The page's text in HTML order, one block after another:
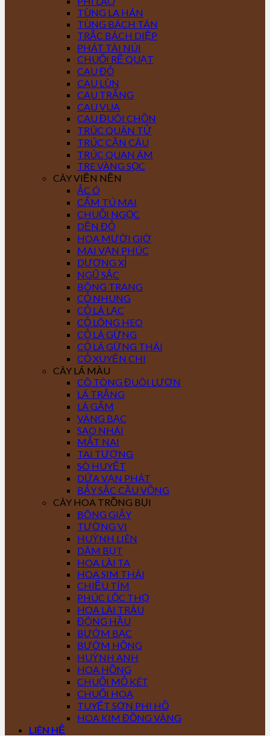
TÙNG LA HÁN
TÙNG BÁCH TÁN
TRẮC BÁCH DIỆP
PHÁT TÀI NÚI
CHUỐI RẼ QUẠT
CAU ĐỎ
CAU LÙN
CAU TRẮNG
CAU VUA
CAU ĐUÔI CHỒN
TRÚC QUÂN TỬ
TRÚC CẦN CÂU
TRÚC QUAN ÂM
TRE VÀNG SỌC
CÂY VIỀN NỀN
ẮC Ó
CẨM TÚ MAI
CHUỖI NGỌC
DỀN ĐỎ
HOA MƯỜI GIỜ
MAI VẠN PHÚC
DƯƠNG XỈ
NGŨ SẮC
BÔNG TRANG
CỎ NHUNG
CỎ LÁ LẠC
CỎ LÔNG HEO
CỎ LÁ GỪNG
CỎ LÁ GỪNG THÁI
CỎ XUYẾN CHI
CÂY LÁ MÀU
CÔ TÒNG ĐUÔI LƯƠN
LÁ TRẮNG
LÁ GẤM
VÀNG BẠC
SAO NHÁI
MẮT NAI
TAI TƯỢNG
SÒ HUYẾT
DỨA VẠN PHÁT
BẢY SẮC CẦU VỒNG
CÂY HOA TRỒNG BỤI
BÔNG GIẤY
TƯỜNG VI
HUỲNH LIÊN
DÂM BỤT
HOA LÀI TA
HOA SIM THÁI
CHIỀU TÍM
PHÚC LỘC THỌ
HOA LÀI TRÂU
ĐÔNG HẦU
BƯỚM BẠC
BƯỚM HỒNG
HUỲNH ANH
HOA HỒNG
CHUỐI MỎ KÉT
CHUỐI HOA
TUYẾT SƠN PHI HỒ
HOA KIM ĐỒNG VÀNG
LIÊN HỆ